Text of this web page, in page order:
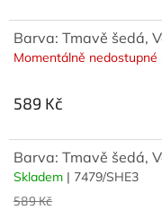
Barva: Tmavě šedá,
Momentálně nedostupné
589 Kč
Barva: Tmavě šedá,
Skladem | 7479/SHE3
589 Kč